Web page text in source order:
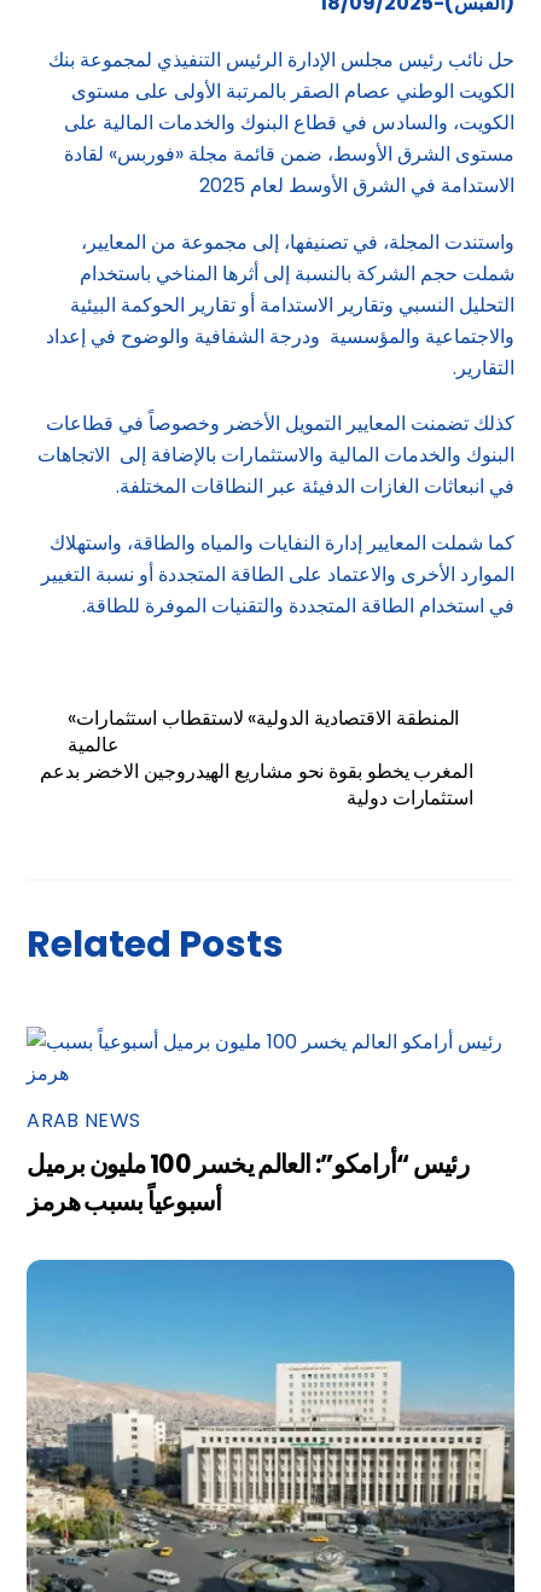
حل نائب رئيس مجلس الإدارة الرئيس التنفيذي لمجموعة بنك
الكويت الوطني عصام الصقر بالمرتبة الأولى على مستوى
الكويت، والسادس في قطاع البنوك والخدمات المالية على
مستوى الشرق الأوسط، ضمن قائمة مجلة «فوربس» لقادة
الاستدامة في الشرق الأوسط لعام 2025
واستندت المجلة، في تصنيفها، إلى مجموعة من المعايير،
شملت حجم الشركة بالنسبة إلى أثرها المناخي باستخدام
التحليل النسبي وتقارير الاستدامة أو تقارير الحوكمة البيئية
والاجتماعية والمؤسسية ودرجة الشفافية والوضوح في إعداد
التقارير.
كذلك تضمنت المعايير التمويل الأخضر وخصوصاً في قطاعات
البنوك والخدمات المالية والاستثمارات بالإضافة إلى الاتجاهات
في انبعاثات الغازات الدفيئة عبر النطاقات المختلفة.
كما شملت المعايير إدارة النفايات والمياه والطاقة، واستهلاك
الموارد الأخرى والاعتماد على الطاقة المتجددة أو نسبة التغيير
في استخدام الطاقة المتجددة والتقنيات الموفرة للطاقة.
«المنطقة الاقتصادية الدولية» لاستقطاب استثمارات
عالمية
المغرب يخطو بقوة نحو مشاريع الهيدروجين الاخضر بدعم
استثمارات دولية
Related Posts
ARAB NEWS
رئيس “أرامكو”: العالم يخسر 100 مليون برميل
أسبوعياً بسبب هرمز